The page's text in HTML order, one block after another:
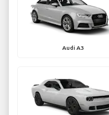
Audi A3